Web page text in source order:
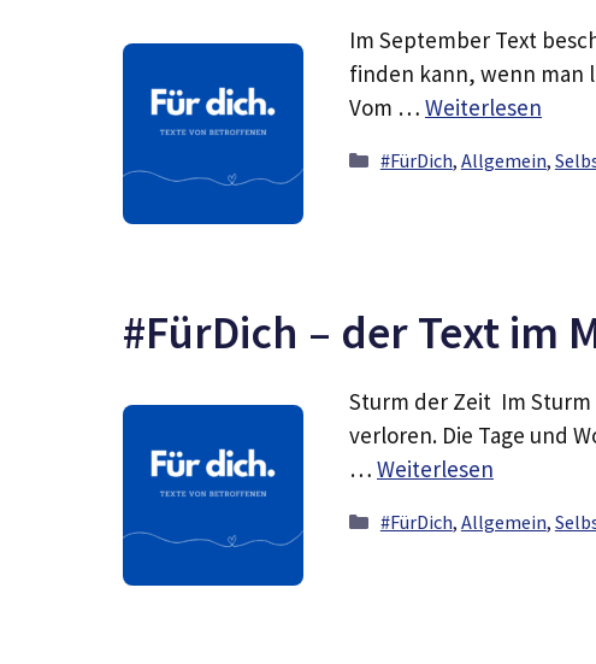
Im September Text
finden kann, wenn man
Vom … Weiterlesen
Kategorien
#FürDich, Allgemein,
#FürDich – der Text im
Sturm der Zeit Im
verloren. Die Tage und
… Weiterlesen
Kategorien
#FürDich, Allgemein,